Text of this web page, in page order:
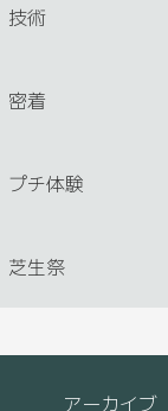
技術
密着
プチ体験
芝生祭
アーカイブ